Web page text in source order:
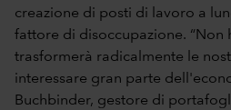
creazione di posti di lavoro a
fattore di disoccupazione. “Non
trasformerà radicalmente le
interessare gran parte
Buchbinder, gestore di